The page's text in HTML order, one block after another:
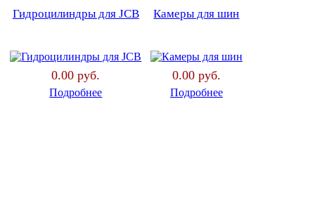
Гидроцилиндры для JCB
0.00 руб.
Подробнее
Камеры для шин
0.00 руб.
Подробнее